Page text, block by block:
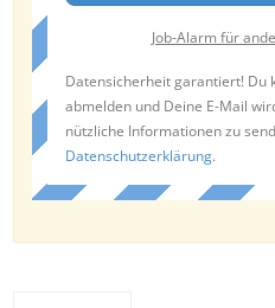
Job-Alarm für
Datensicherheit garantiert! Du
abmelden und Deine E-Mail
nützliche Informationen zu
Datenschutzerklärung.